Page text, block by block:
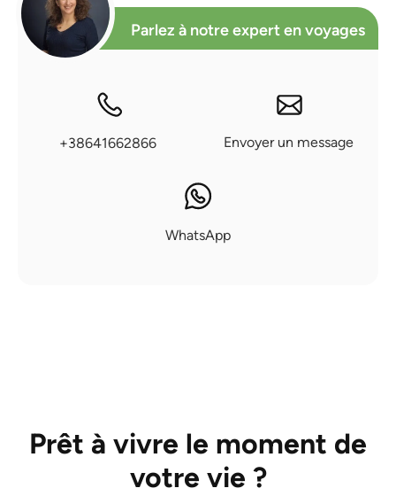
Parlez à notre expert en voyages
+38641662866 Envoyer un message
WhatsApp
Prêt à vivre le moment de
votre vie ?